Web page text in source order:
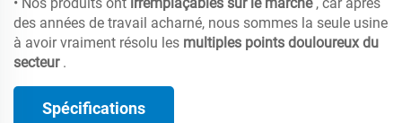
des années de travail acharné, nous sommes la seule usine
à avoir vraiment résolu les multiples points douloureux du
secteur .
Spécifications